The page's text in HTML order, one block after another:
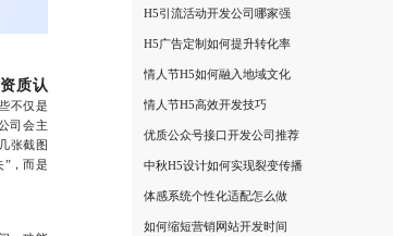
资质认
不仅是
司会主
张截图
”，而是
H5引流活动开发公司哪家强
H5广告定制如何提升转化率
情人节H5如何融入地域文化
情人节H5高效开发技巧
优质公众号接口开发公司推荐
中秋H5设计如何实现裂变传播
体感系统个性化适配怎么做
如何缩短营销网站开发时间